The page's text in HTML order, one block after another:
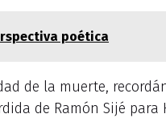
poética
de la muerte,
de Ramón Sijé